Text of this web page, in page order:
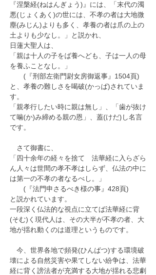
『涅槃経(ねはんぎょう)』には、「末代の濁
悪(じょくあく)の世には、不孝の者は大地微
塵(みじん)よりも多く、孝養の者は爪の上の
土よりも少なし。」と説かれ、
日蓮大聖人は、
「親は十人の子をば養へども、子は一人の母
を養ふことなし。」
(『刑部左衛門尉女房御返事』1504頁)
と、孝養の難しさを喝破(かっぱ)されていま
す。
「親孝行したい時に親は無し」、「歯が抜け
て噛(か)み締める親の恩」、蓋(けだ)し名言
です。
さて御書に、
「四十余年の経々を捨てゝ法華経に入らざら
ん人々は世間の孝不孝はしらず、仏法の中に
は第一の不孝の者なるべし。」
(『法門申さるべき様の事』428頁)
と説かれています。
一段深く仏法的な視点に立てば法華経に背
(そむ)く現代人は、その大半が不孝の者、大
地が揺れ動くのは道理というものです。
今、世界各地で頻発(ひんぱつ)する環境破
壊による自然災害や果てしない紛争は、法華
経に背く謗法者が充満する大地が揺れる悲劇